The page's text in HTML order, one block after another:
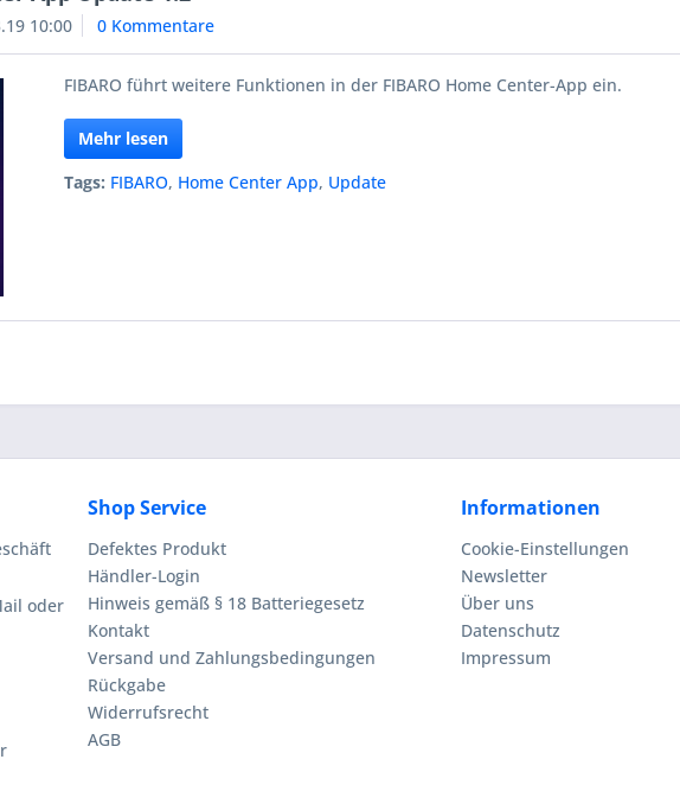
10:00 0 Kommentare
FIBARO führt weitere Funktionen in der FIBARO Home Center-App ein.
Mehr lesen
Tags: FIBARO, Home Center App, Update
oder
Shop Service
Defektes Produkt
Händler-Login
Hinweis gemäß § 18 Batteriegesetz
Kontakt
Versand und Zahlungsbedingungen
Rückgabe
Widerrufsrecht
AGB
Informationen
Cookie-Einstellungen
Newsletter
Über uns
Datenschutz
Impressum